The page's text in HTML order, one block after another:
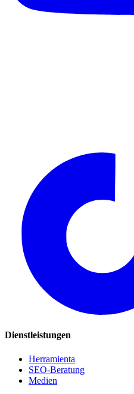
Dienstleistungen
Herramienta
SEO-Beratung
Medien